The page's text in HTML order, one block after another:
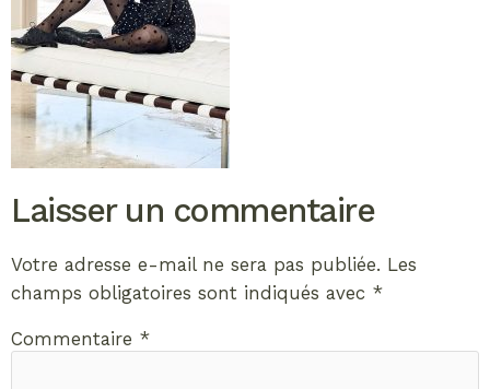
Laisser un commentaire
Votre adresse e-mail ne sera pas publiée. Les
champs obligatoires sont indiqués avec *
Commentaire *